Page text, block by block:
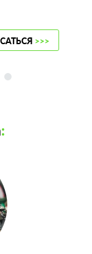
>>>
: